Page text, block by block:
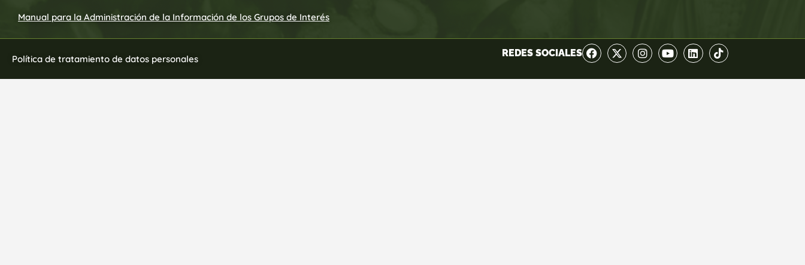
Manual para la Administración de la Información de los Grupos de Interés
Política de tratamiento de datos personales
REDES SOCIALES